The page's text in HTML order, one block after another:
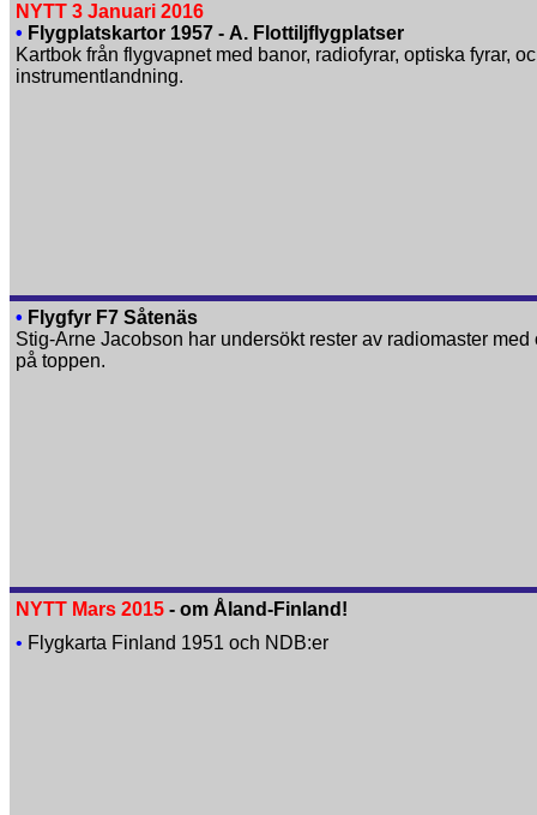
NYTT 3 Januari 2016
• Flygplatskartor 1957 - A. Flottiljflygplatser
Kartbok från flygvapnet med banor, radiofyrar, optiska fyrar,
instrument­landning.
• Flygfyr F7 Såtenäs
Stig-Arne Jacobson har undersökt rester av radiomaster med
på toppen.
NYTT Mars 2015 - om Åland-Finland!
• Flygkarta Finland 1951 och NDB:er